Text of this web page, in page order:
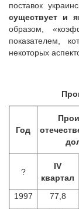
поставок
существует и
образом,
показателем,
некоторых
Год
?
IV
квартал
1997 77,8